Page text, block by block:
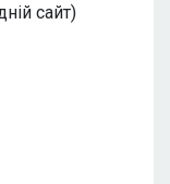
сайт)